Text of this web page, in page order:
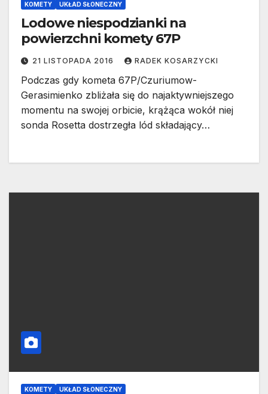
KOMETY UKŁAD SŁONECZNY
Lodowe niespodzianki na
powierzchni komety 67P
21 LISTOPADA 2016 RADEK KOSARZYCKI
Podczas gdy kometa 67P/Czuriumow-
Gerasimienko zbliżała się do najaktywniejszego
momentu na swojej orbicie, krążąca wokół niej
sonda Rosetta dostrzegła lód składający…
KOMETY UKŁAD SŁONECZNY